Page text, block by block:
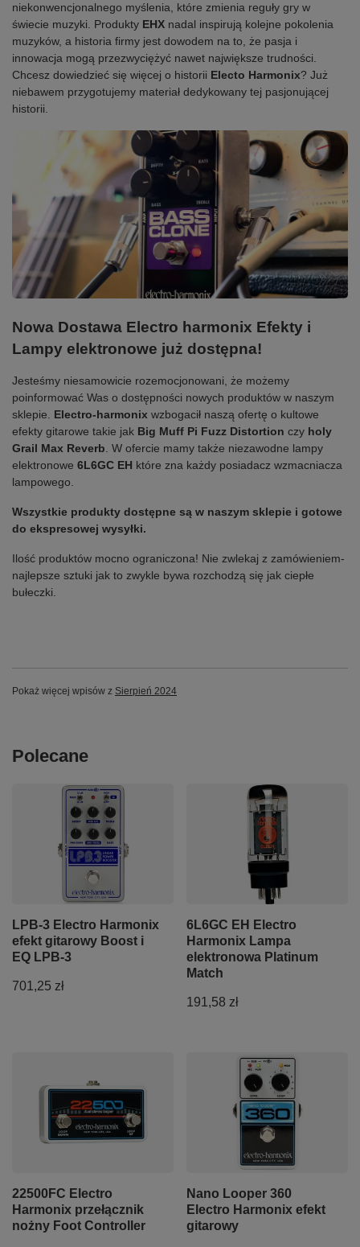
niekonwencjonalnego myślenia, które zmienia reguły gry w
świecie muzyki. Produkty EHX nadal inspirują kolejne pokolenia
muzyków, a historia firmy jest dowodem na to, że pasja i
innowacja mogą przezwyciężyć nawet największe trudności.
Chcesz dowiedzieć się więcej o historii Electo Harmonix? Już
niebawem przygotujemy materiał dedykowany tej pasjonującej
historii.
Nowa Dostawa Electro harmonix Efekty i
Lampy elektronowe już dostępna!
Jesteśmy niesamowicie rozemocjonowani, że możemy
poinformować Was o dostępności nowych produktów w naszym
sklepie. Electro-harmonix wzbogacił naszą ofertę o kultowe
efekty gitarowe takie jak Big Muff Pi Fuzz Distortion czy holy
Grail Max Reverb . W ofercie mamy także niezawodne lampy
elektronowe 6L6GC EH które zna każdy posiadacz wzmacniacza
lampowego.
Wszystkie produkty dostępne są w naszym sklepie i gotowe
do ekspresowej wysyłki.
Ilość produktów mocno ograniczona! Nie zwlekaj z zamówieniem-
najlepsze sztuki jak to zwykle bywa rozchodzą się jak ciepłe
bułeczki.
Pokaż więcej wpisów z Sierpień 2024
Polecane
LPB-3 Electro Harmonix
efekt gitarowy Boost i
EQ LPB-3
701,25 zł
6L6GC EH Electro
Harmonix Lampa
elektronowa Platinum
Match
191,58 zł
22500FC Electro
Harmonix przełącznik
nożny Foot Controller
Nano Looper 360
Electro Harmonix efekt
gitarowy